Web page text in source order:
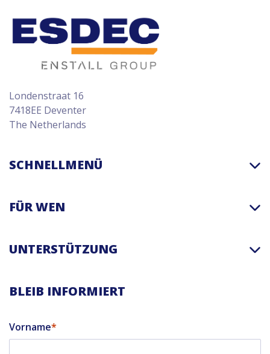
Londenstraat 16
7418EE Deventer
The Netherlands
SCHNELLMENÜ
FÜR WEN
UNTERSTÜTZUNG
BLEIB INFORMIERT
Vorname